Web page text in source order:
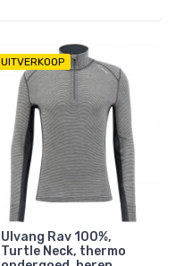
UITVERKOOP
Ulvang Rav 100%,
Turtle Neck, thermo